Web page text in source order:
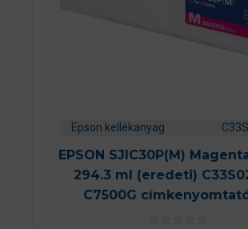
Epson kellékanyag
EPSON SJIC30P(M)
294.3 ml (eredeti)
C7500G